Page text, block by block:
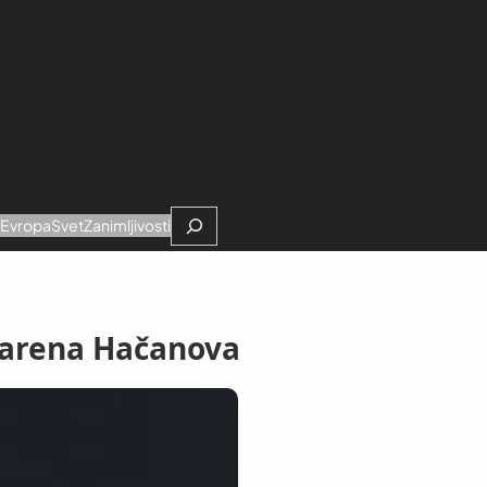
EvropaSvetZanimljivostiSearch
Hačanova